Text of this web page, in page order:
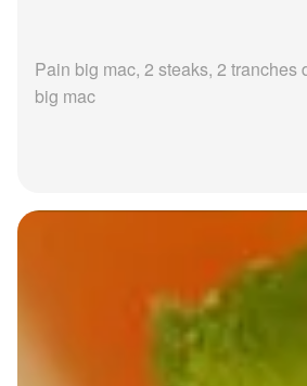
Pain big mac, 2 steaks, 2 tranches
big mac